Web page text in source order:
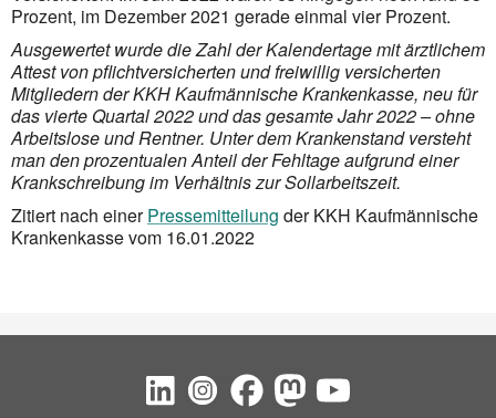
Prozent, im Dezember 2021 gerade einmal vier Prozent.
Ausgewertet wurde die Zahl der Kalendertage mit ärztlichem
Attest von pflichtversicherten und freiwillig versicherten
Mitgliedern der KKH Kaufmännische Krankenkasse, neu für
das vierte Quartal 2022 und das gesamte Jahr 2022 – ohne
Arbeitslose und Rentner. Unter dem Krankenstand versteht
man den prozentualen Anteil der Fehltage aufgrund einer
Krankschreibung im Verhältnis zur Sollarbeitszeit.
Zitiert nach einerPressemitteilung der KKH Kaufmännische
Krankenkasse vom 16.01.2022
Social Bookmarks